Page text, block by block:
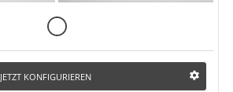
JETZT KONFIGURIEREN